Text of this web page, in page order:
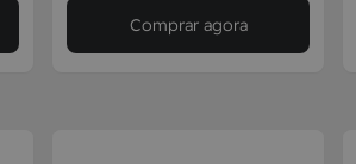
Comprar agora